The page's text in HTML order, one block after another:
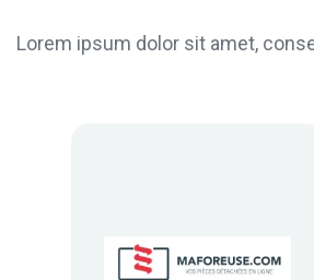
Lorem ipsum dolor sit amet,